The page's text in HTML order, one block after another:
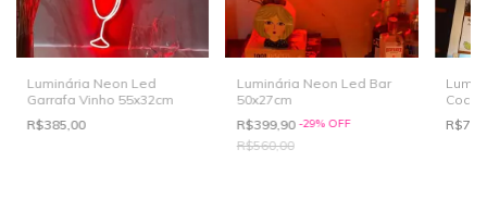
Luminária Neon Led
Garrafa Vinho 55x32cm
R$385,00
Luminária Neon Led Bar
50x27cm
R$399,90 -29% OFF
R$560,00